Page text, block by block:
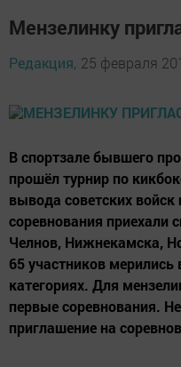
Мензелинку
Редакция, 25 февраля
В спортзале бывшего
прошёл турнир по
вывода советских
соревнования
Челнов, Нижнекамска,
65 участников мерились
категориях. Для
первые соревнования.
приглашение на